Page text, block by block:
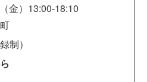
金）13:00-18:10
制）